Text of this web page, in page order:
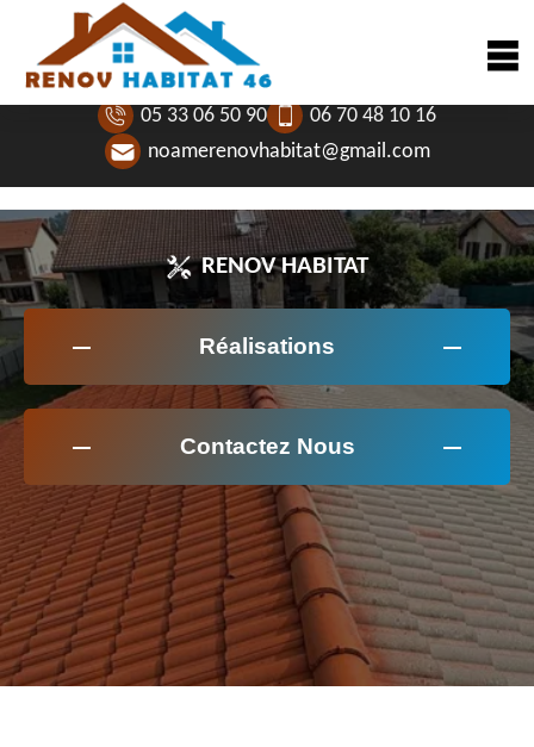
05 33 06 50 90
06 70 48 10 16
noamerenovhabitat@gmail.com
RENOV HABITAT
Réalisations
Contactez Nous